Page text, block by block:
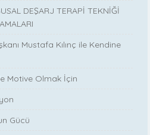
DEŞARJ TERAPİ TEKNİĞİ
Mustafa Kılınç ile Kendine
Motive Olmak İçin
Gücü